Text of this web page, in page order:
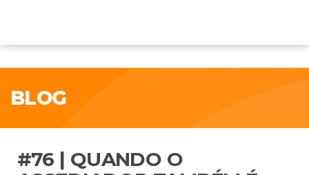
BLOG
#76 | QUANDO O